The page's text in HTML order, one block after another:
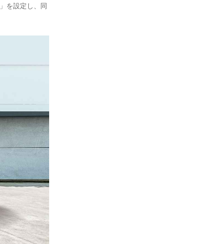
を設定し、同